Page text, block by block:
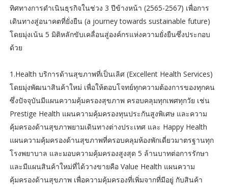
ทิศทางการดำเนินธุรกิจในช่วง 3 ปีข้างหน้า (2565-2567) เพื่อการ
เดินทางสู่อนาคตที่ยั่งยืน (a journey towards sustainable future)
โดยมุ่งเน้น 5 มิติหลักขับเคลื่อนสู่องค์กรแห่งความยั่งยืนซึ่งประกอบ
ด้วย
1.Health บริการด้านสุขภาพที่เป็นเลิศ (Excellent Health Services)
โดยมุ่งพัฒนาสินค้าใหม่ เพื่อให้ตอบโจทย์ทุกความต้องการของทุกคน
ซึ่งปัจจุบันมีแผนความคุ้มครองสุขภาพ ครอบคลุมทุกเพศทุกวัย เช่น
Prestige Health แผนความคุ้มครองทุนประกันสูงพิเศษ และความ
คุ้มครองด้านสุขภาพยามเดินทางต่างประเทศ และ Happy Health
แผนความคุ้มครองด้านสุขภาพที่ครอบคลุมห้องพักเดี่ยวมาตรฐานทุก
โรงพยาบาล และมอบความคุ้มครองสูงสุด 5 ล้านบาทต่อการรักษา
และมีแผนสินค้าใหม่ที่ได้วางขายคือ Value Health แผนความ
คุ้มครองด้านสุขภาพ เพื่อความคุ้มครองที่เพิ่มจากที่มีอยู่ กับสินค้า